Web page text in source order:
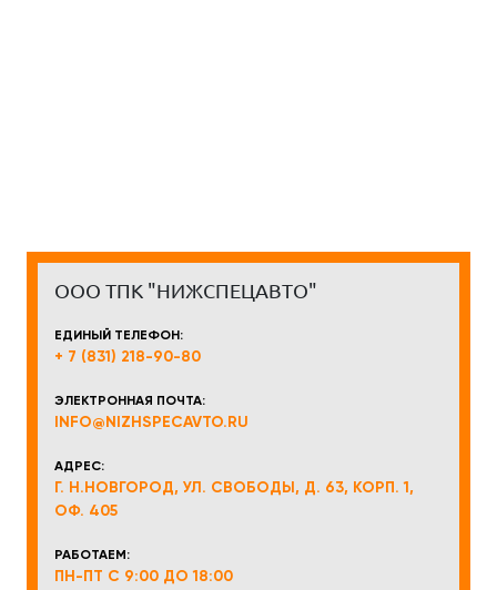
ООО ТПК "НИЖСПЕЦАВТО"
ЕДИНЫЙ ТЕЛЕФОН:
+ 7 (831) 218-90-80
ЭЛЕКТРОННАЯ ПОЧТА:
INFO@NIZHSPECAVTO.RU
АДРЕС:
Г. Н.НОВГОРОД, УЛ. СВОБОДЫ, Д. 63, КОРП. 1,
ОФ. 405
РАБОТАЕМ:
ПН-ПТ С 9:00 ДО 18:00